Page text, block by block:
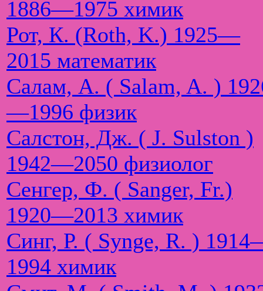
1886—1975 химик
Рот, К. (Roth, K.) 1925—
2015 математик
Салам, А. ( Salam, A. )
—1996 физик
Салстон, Дж. ( J. Sulston )
1942—2050 физиолог
Сенгер, Ф. ( Sanger, Fr.)
1920—2013 химик
Синг, Р. ( Synge, R. )
1994 химик